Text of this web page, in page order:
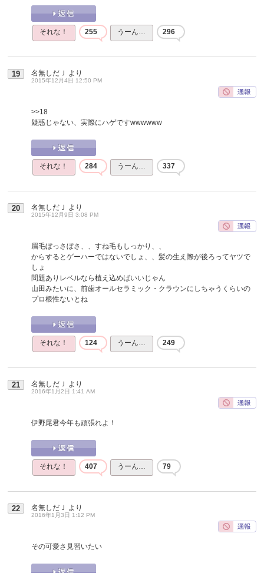
それな！ 255 うーん… 296
19 名無しだＪ より
2015年12月4日 12:50 PM
>>18
疑惑じゃない、実際にハゲですwwwwww
それな！ 284 うーん… 337
20 名無しだＪ より
2015年12月9日 3:08 PM
眉毛ぼっさぼさ、、すね毛もしっかり、、
からするとゲーハーではないでしょ、、髪の生え際が後ろってヤツで
しょ
問題ありレベルなら植え込めばいいじゃん
山田みたいに、前歯オールセラミック・クラウンにしちゃうくらいの
プロ根性ないとね
それな！ 124 うーん… 249
21 名無しだＪ より
2016年1月2日 1:41 AM
伊野尾君今年も頑張れよ！
それな！ 407 うーん… 79
22 名無しだＪ より
2016年1月3日 1:12 PM
その可愛さ見習いたい